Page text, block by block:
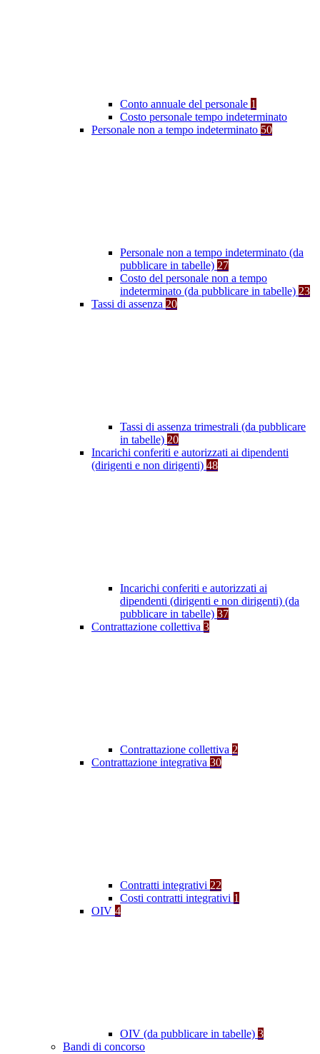
Conto annuale del personale 1
Costo personale tempo indeterminato
Personale non a tempo indeterminato 50
Personale non a tempo indeterminato (da
pubblicare in tabelle) 27
Costo del personale non a tempo
indeterminato (da pubblicare in tabelle) 23
Tassi di assenza 20
Tassi di assenza trimestrali (da pubblicare
in tabelle) 20
Incarichi conferiti e autorizzati ai dipendenti
(dirigenti e non dirigenti) 48
Incarichi conferiti e autorizzati ai
dipendenti (dirigenti e non dirigenti) (da
pubblicare in tabelle) 37
Contrattazione collettiva 3
Contrattazione collettiva 2
Contrattazione integrativa 30
Contratti integrativi 22
Costi contratti integrativi 1
OIV 4
OIV (da pubblicare in tabelle) 3
Bandi di concorso